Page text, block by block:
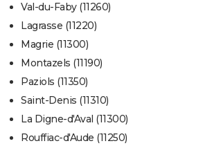
Val-du-Faby (11260)
Lagrasse (11220)
Magrie (11300)
Montazels (11190)
Paziols (11350)
Saint-Denis (11310)
La Digne-d'Aval (11300)
Rouffiac-d'Aude (11250)